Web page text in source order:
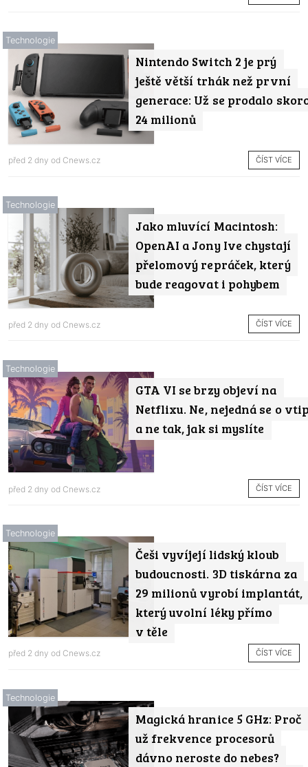
Nintendo Switch 2 je prý
ještě větší trhák než první
generace: Už se prodalo
24 milionů
Technologie
před 2 dny od Cnews.cz ČÍST VÍCE
Jako mluvící Macintosh:
OpenAI a Jony Ive chystají
přelomový repráček, který
bude reagovat i pohybem
Technologie
před 2 dny od Cnews.cz ČÍST VÍCE
GTA VI se brzy objeví na
Netflixu. Ne, nejedná se o
a ne tak, jak si myslíte
Technologie
před 2 dny od Cnews.cz ČÍST VÍCE
Češi vyvíjejí lidský kloub
budoucnosti. 3D tiskárna za
29 milionů vyrobí implantát,
který uvolní léky přímo
v těle
Technologie
před 2 dny od Cnews.cz ČÍST VÍCE
Magická hranice 5 GHz: Proč
už frekvence procesorů
dávno neroste do nebes?
Technologie